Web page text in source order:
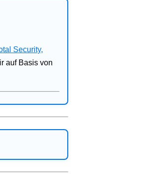
Security,
auf Basis von